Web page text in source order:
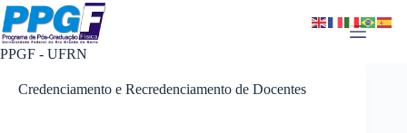
Pular
para
o
conteúdo
PPGF - UFRN
Credenciamento e Recredenciamento de Docentes